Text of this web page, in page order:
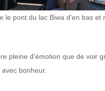
le pont du lac Biwa d'en bas et
pleine d'émotion que de voir
bonheur.